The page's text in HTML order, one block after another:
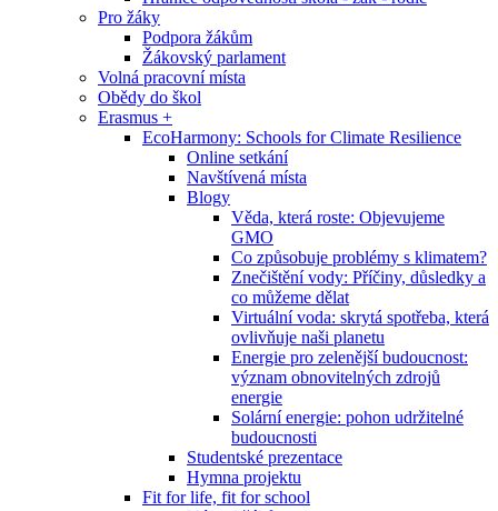
Pro žáky
Podpora žákům
Žákovský parlament
Volná pracovní místa
Obědy do škol
Erasmus +
EcoHarmony: Schools for Climate Resilience
Online setkání
Navštívená místa
Blogy
Věda, která roste: Objevujeme
GMO
Co způsobuje problémy s klimatem?
Znečištění vody: Příčiny, důsledky a
co můžeme dělat
Virtuální voda: skrytá spotřeba, která
ovlivňuje naši planetu
Energie pro zelenější budoucnost:
význam obnovitelných zdrojů
energie
Solární energie: pohon udržitelné
budoucnosti
Studentské prezentace
Hymna projektu
Fit for life, fit for school